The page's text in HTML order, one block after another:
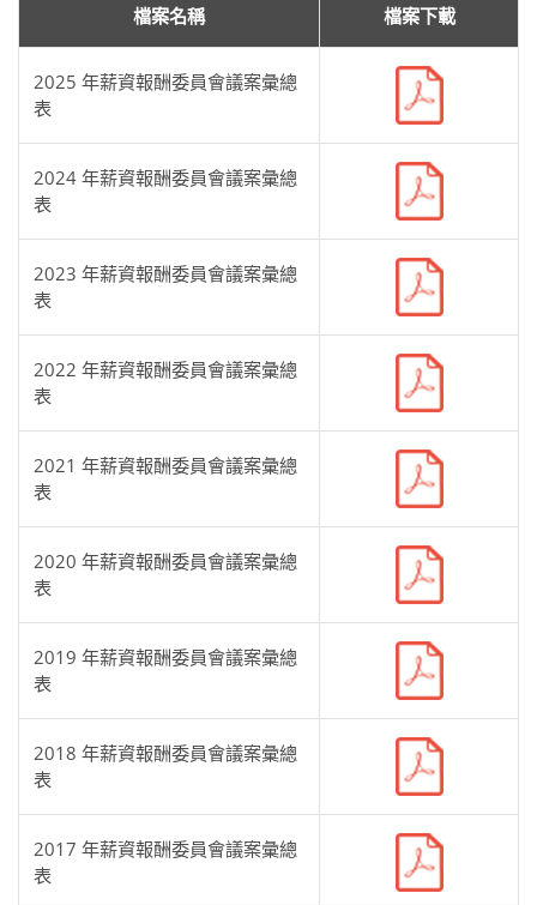
檔案名稱 檔案下載
2025 年薪資報酬委員會議案彙總
表
2024 年薪資報酬委員會議案彙總
表
2023 年薪資報酬委員會議案彙總
表
2022 年薪資報酬委員會議案彙總
表
2021 年薪資報酬委員會議案彙總
表
2020 年薪資報酬委員會議案彙總
表
2019 年薪資報酬委員會議案彙總
表
2018 年薪資報酬委員會議案彙總
表
2017 年薪資報酬委員會議案彙總
表